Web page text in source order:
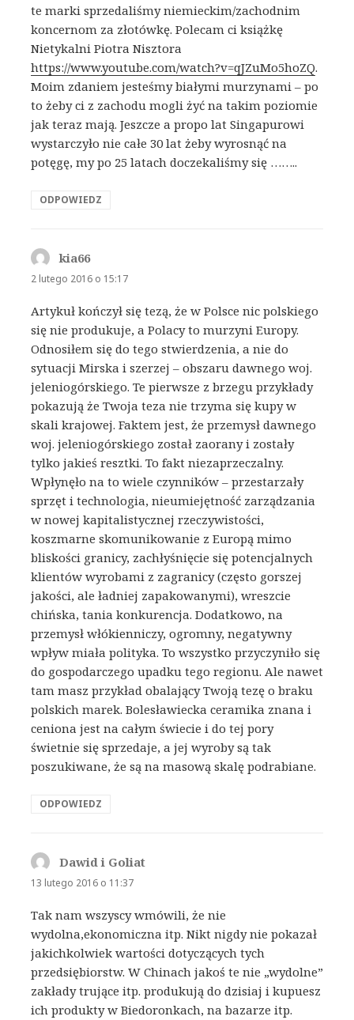
te marki sprzedaliśmy niemieckim/zachodnim
koncernom za złotówkę. Polecam ci książkę
Nietykalni Piotra Nisztora
https://www.youtube.com/watch?v=qJZuMo5hoZQ.
Moim zdaniem jesteśmy białymi murzynami – po
to żeby ci z zachodu mogli żyć na takim poziomie
jak teraz mają. Jeszcze a propo lat Singapurowi
wystarczyło nie całe 30 lat żeby wyrosnąć na
potęgę, my po 25 latach doczekaliśmy się ……..
ODPOWIEDZ
kia66pisze:
2 lutego 2016 o 15:17
Artykuł kończył się tezą, że w Polsce nic polskiego
się nie produkuje, a Polacy to murzyni Europy.
Odnosiłem się do tego stwierdzenia, a nie do
sytuacji Mirska i szerzej – obszaru dawnego woj.
jeleniogórskiego. Te pierwsze z brzegu przykłady
pokazują że Twoja teza nie trzyma się kupy w
skali krajowej. Faktem jest, że przemysł dawnego
woj. jeleniogórskiego został zaorany i zostały
tylko jakieś resztki. To fakt niezaprzeczalny.
Wpłynęło na to wiele czynników – przestarzały
sprzęt i technologia, nieumiejętność zarządzania
w nowej kapitalistycznej rzeczywistości,
koszmarne skomunikowanie z Europą mimo
bliskości granicy, zachłyśnięcie się potencjalnych
klientów wyrobami z zagranicy (często gorszej
jakości, ale ładniej zapakowanymi), wreszcie
chińska, tania konkurencja. Dodatkowo, na
przemysł włókienniczy, ogromny, negatywny
wpływ miała polityka. To wszystko przyczyniło się
do gospodarczego upadku tego regionu. Ale nawet
tam masz przykład obalający Twoją tezę o braku
polskich marek. Bolesławiecka ceramika znana i
ceniona jest na całym świecie i do tej pory
świetnie się sprzedaje, a jej wyroby są tak
poszukiwane, że są na masową skalę podrabiane.
ODPOWIEDZ
Dawid i Goliatpisze:
13 lutego 2016 o 11:37
Tak nam wszyscy wmówili, że nie
wydolna,ekonomiczna itp. Nikt nigdy nie pokazał
jakichkolwiek wartości dotyczących tych
przedsiębiorstw. W Chinach jakoś te nie „wydolne”
zakłady trujące itp. produkują do dzisiaj i kupuesz
ich produkty w Biedoronkach, na bazarze itp.